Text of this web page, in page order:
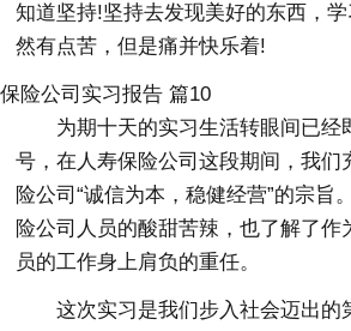
知道坚持!坚持去发现美好的东西，
然有点苦，但是痛并快乐着!
保险公司实习报告 篇10
为期十天的实习生活转眼间已经
号，在人寿保险公司这段期间，我们
险公司“诚信为本，稳健经营”的宗旨
险公司人员的酸甜苦辣，也了解了作
员的工作身上肩负的重任。
这次实习是我们步入社会迈出的